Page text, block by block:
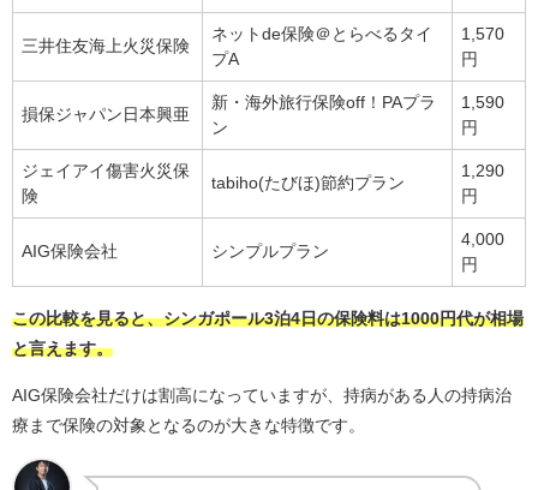
三井住友海上火災保険
ネットde保険＠とらべるタイ
プA
1,570
円
損保ジャパン日本興亜
新・海外旅行保険off！PAプラ
ン
1,590
円
ジェイアイ傷害火災保
険
tabiho(たびほ)節約プラン
1,290
円
AIG保険会社 シンプルプラン
4,000
円
この比較を見ると、シンガポール3泊4日の保険料は1000円代が相場
と言えます。
AIG保険会社だけは割高になっていますが、持病がある人の持病治
療まで保険の対象となるのが大きな特徴です。